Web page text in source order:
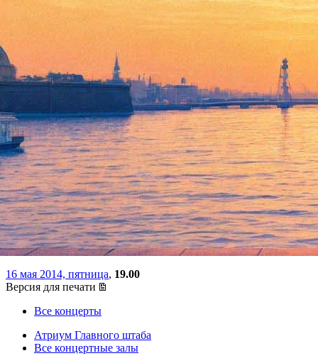
Олег Каравайчук представит
новую программу
"Гетерофония" в Атриуме
Главного Штаба
16 мая 2014, пятница, 19.00
Версия для печати
Все концерты
Атриум Главного штаба
Все концертные залы